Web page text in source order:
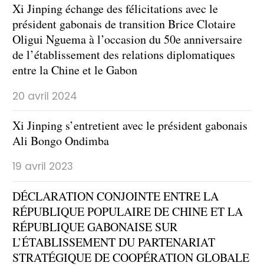
Xi Jinping échange des félicitations avec le
président gabonais de transition Brice Clotaire
Oligui Nguema à l’occasion du 50e anniversaire
de l’établissement des relations diplomatiques
entre la Chine et le Gabon
20 avril 2024
Xi Jinping s’entretient avec le président gabonais
Ali Bongo Ondimba
19 avril 2023
DÉCLARATION CONJOINTE ENTRE LA
RÉPUBLIQUE POPULAIRE DE CHINE ET LA
RÉPUBLIQUE GABONAISE SUR
L’ÉTABLISSEMENT DU PARTENARIAT
STRATÉGIQUE DE COOPÉRATION GLOBALE